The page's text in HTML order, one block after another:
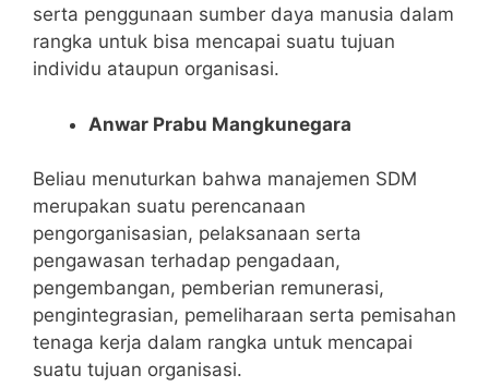
serta penggunaan sumber daya manusia dalam
rangka untuk bisa mencapai suatu tujuan
individu ataupun organisasi.
Anwar Prabu Mangkunegara
Beliau menuturkan bahwa manajemen SDM
merupakan suatu perencanaan
pengorganisasian, pelaksanaan serta
pengawasan terhadap pengadaan,
pengembangan, pemberian remunerasi,
pengintegrasian, pemeliharaan serta pemisahan
tenaga kerja dalam rangka untuk mencapai
suatu tujuan organisasi.